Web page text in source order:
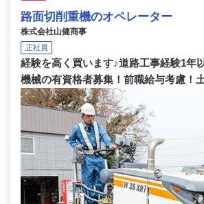
路面切削重機のオペレーター
株式会社山健商事
正社員
経験を高く買います♪道路工事経験1年
機械の有資格者募集！前職給与考慮！